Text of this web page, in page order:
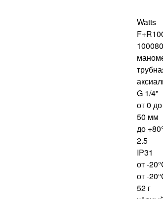
Watts
G 1/4"
от 0
50 мм
до
2.5
IP31
от -
от -
52 г